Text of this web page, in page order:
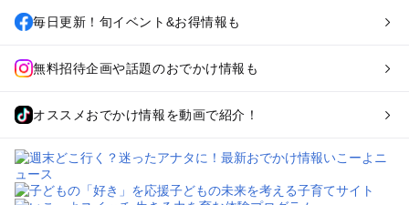
毎日更新！旬イベント&お得情報も
無料招待企画や話題のおでかけ情報も
オススメおでかけ情報を動画で紹介！